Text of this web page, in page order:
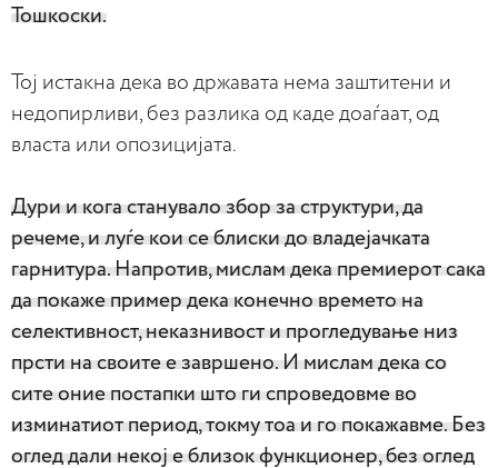
Тошкоски.
Тој истакна дека во државата нема заштитени и
недопирливи, без разлика од каде доаѓаат, од
власта или опозицијата.
Дури и кога станувало збор за структури, да
речеме, и луѓе кои се блиски до владејачката
гарнитура. Напротив, мислам дека премиерот сака
да покаже пример дека конечно времето на
селективност, неказнивост и прогледување низ
прсти на своите е завршено. И мислам дека со
сите оние постапки што ги спроведовме во
изминатиот период, токму тоа и го покажавме. Без
оглед дали некој е близок функционер, без оглед